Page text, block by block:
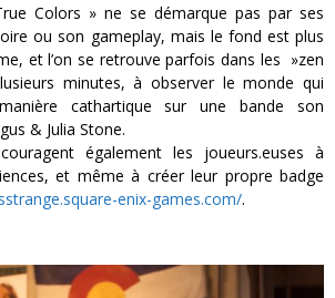
Colors » ne se démarque pas par ses
ou son gameplay, mais le fond est plus
et l’on se retrouve parfois dans les »zen
minutes, à observer le monde qui
cathartique sur une bande son
& Julia Stone.
également les joueurs.euses à
et même à créer leur propre badge
enix-games.com/.